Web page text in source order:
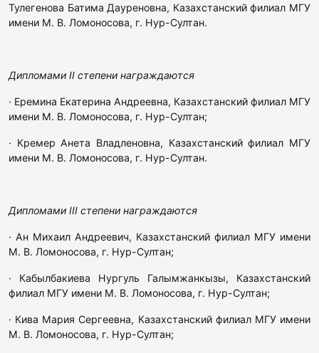
Тулегенова Батима Дауреновна, Казахстанский филиал МГУ
имени М. В. Ломоносова, г. Нур-Султан.
Дипломами II степени награждаются
· Еремина Екатерина Андреевна, Казахстанский филиал МГУ
имени М. В. Ломоносова, г. Нур-Султан;
· Кремер Анета Владленовна, Казахстанский филиал МГУ
имени М. В. Ломоносова, г. Нур-Султан.
Дипломами III степени награждаются
· Ан Михаил Андреевич, Казахстанский филиал МГУ имени
М. В. Ломоносова, г. Нур-Султан;
· Кабылбакиева Нургуль Галымжанкызы, Казахстанский
филиал МГУ имени М. В. Ломоносова, г. Нур-Султан;
· Кива Мария Cергеевна, Казахстанский филиал МГУ имени
М. В. Ломоносова, г. Нур-Султан;